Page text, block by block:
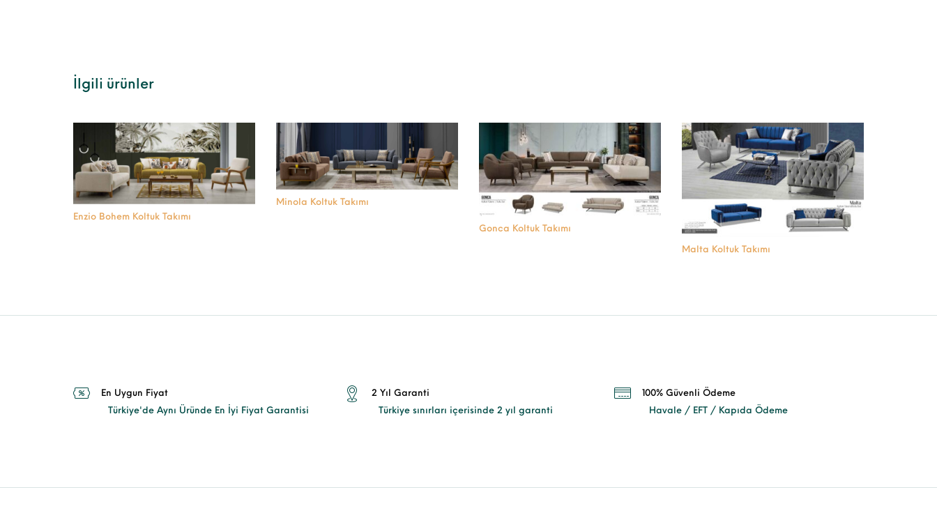
İlgili ürünler
Enzio Bohem Koltuk Takımı
Minola Koltuk Takımı
Gonca Koltuk Takımı
Malta Koltuk Takımı
En Uygun Fiyat
Türkiye'de Aynı Üründe En İyi Fiyat Garantisi
2 Yıl Garanti
Türkiye sınırları içerisinde 2 yıl garanti
100% Güvenli Ödeme
Havale / EFT / Kapıda Ödeme